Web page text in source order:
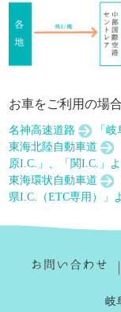
お車をご利用の場合
名神高速道路
「
東海北陸自動車道
原I.C.」、「関I.C.」
東海環状自動車道
県I.C.（ETC専用）」
｜
岐